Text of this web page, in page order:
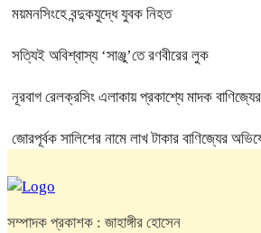
ময়মনসিংহে বন্দুকযুদ্ধে যুবক নিহত
সত্যিই অবিশ্বাস্য ‘সাঞ্জু’তে রণবীরের লুক
নূরবাগ রেলক্রসিং এলাকায় প্রকাশ্যে মাদক
জোরপূর্বক সালিশের নামে লাখ টাকার বাণিজ্যের
সম্পাদক প্রকাশক : জাহাঙ্গীর হোসেন